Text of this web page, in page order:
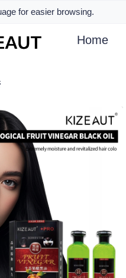
for easier browsing.
Home